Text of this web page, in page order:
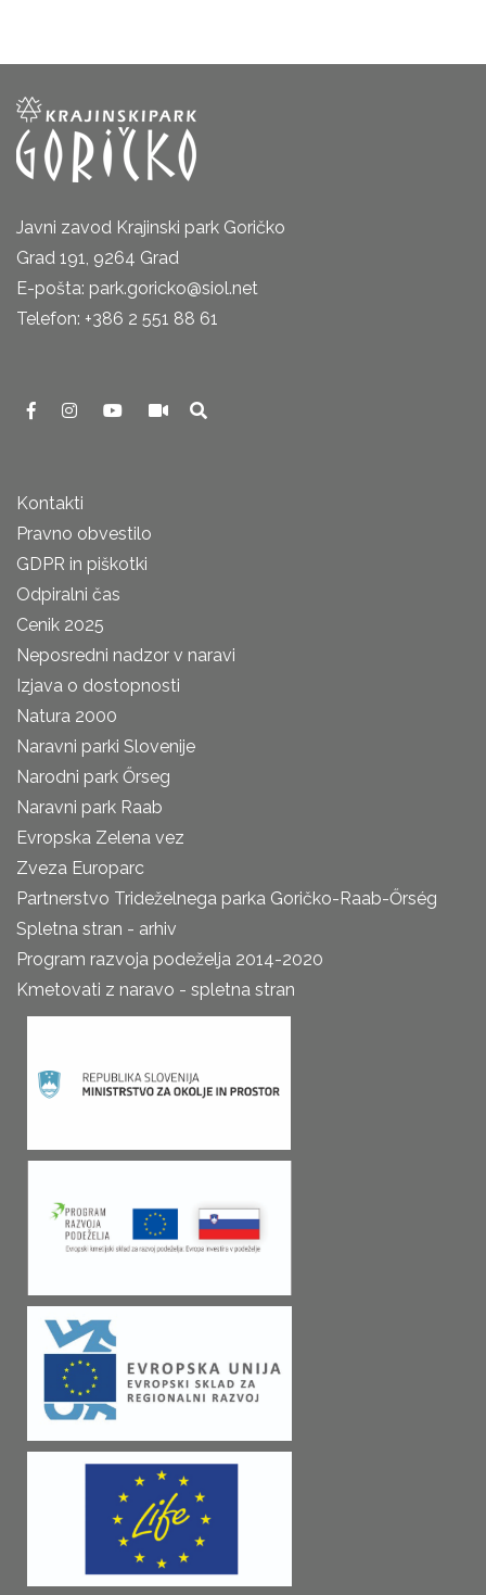
Javni zavod Krajinski park Goričko
Grad 191, 9264 Grad
E-pošta: park.goricko@siol.net
Telefon: +386 2 551 88 61
Kontakti
Pravno obvestilo
GDPR in piškotki
Odpiralni čas
Cenik 2025
Neposredni nadzor v naravi
Izjava o dostopnosti
Natura 2000
Naravni parki Slovenije
Narodni park Őrseg
Naravni park Raab
Evropska Zelena vez
Zveza Europarc
Partnerstvo Trideželnega parka Goričko-Raab-Őrség
Spletna stran - arhiv
Program razvoja podeželja 2014-2020
Kmetovati z naravo - spletna stran